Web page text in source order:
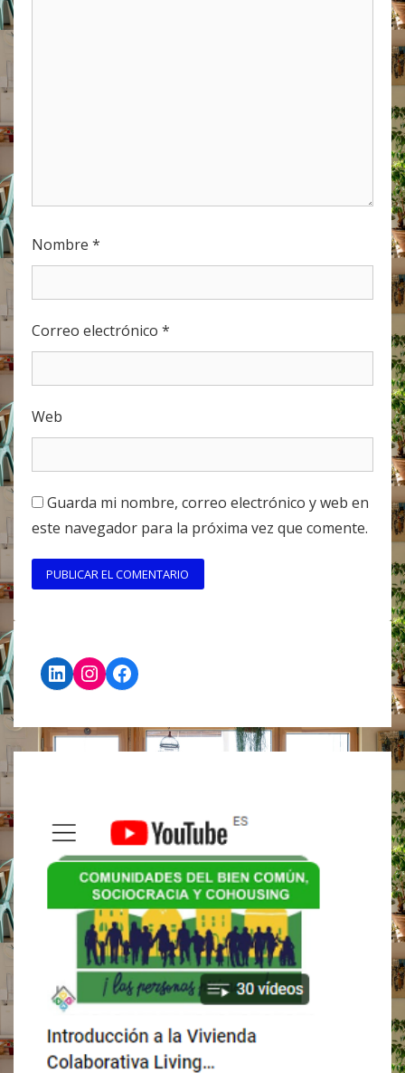
Nombre *
Correo electrónico *
Web
Guarda mi nombre, correo electrónico y web en
este navegador para la próxima vez que comente.
LinkedIn
Instagram
Facebook